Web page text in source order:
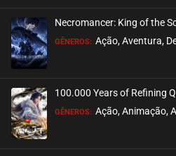
EPISÓDIO 12
setembro 18, 2020
EPISÓDIO 11
setembro 18, 2020
Necromancer: King of the
GÊNEROS: Ação, Aventura,
100.000 Years of Refining
GÊNEROS: Ação, Animação,